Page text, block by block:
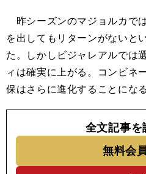
昨シーズンのマジョルカで
を出してもリターンがないと
た。しかしビジャレアルでは
ィは確実に上がる。コンビネ
保はさらに進化することになる
全文記事を
無料会